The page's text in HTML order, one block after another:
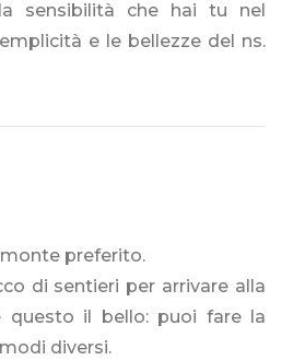
sensibilità che hai tu nel
e le bellezze del ns.
monte preferito.
di sentieri per arrivare alla
questo il bello: puoi fare la
diversi.